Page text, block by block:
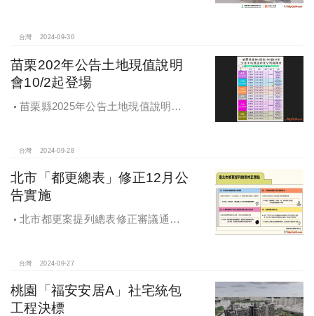
台灣 2024-09-30
苗栗202年公告土地現值說明
會10/2起登場
苗栗縣2025年公告土地現值說明會
台灣 2024-09-28
北市「都更總表」修正12月公
告實施
北市都更案提列總表修正審議通過
台灣 2024-09-27
桃園「福安安居A」社宅統包
工程決標